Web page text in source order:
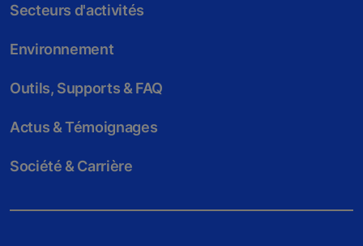
Secteurs d'activités
Environnement
Outils, Supports & FAQ
Actus & Témoignages
Société & Carrière